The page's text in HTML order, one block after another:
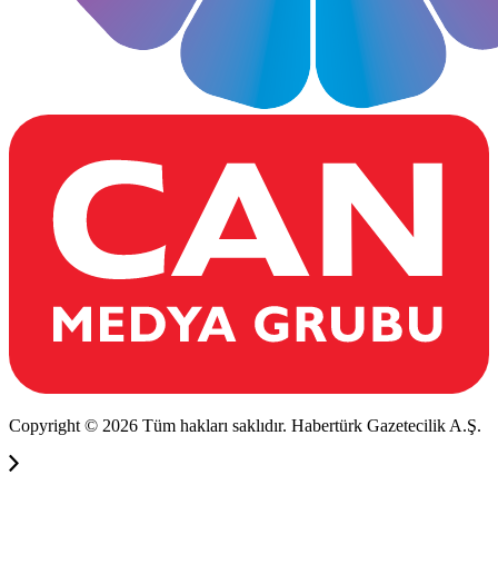
Copyright © 2026 Tüm hakları saklıdır. Habertürk Gazetecilik A.Ş.